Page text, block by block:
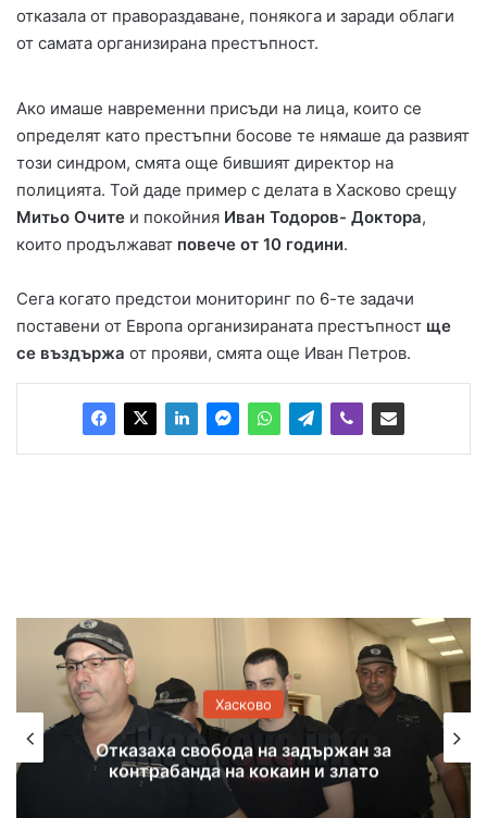
отказала от правораздаване, понякога и заради облаги
от самата организирана престъпност.
Ако имаше навременни присъди на лица, които се
определят като престъпни босове те нямаше да развият
този синдром, смята още бившият директор на
полицията. Той даде пример с делата в Хасково срещу
Митьо Очите и покойния Иван Тодоров- Доктора,
които продължават повече от 10 години.
Сега когато предстои мониторинг по 6-те задачи
поставени от Европа организираната престъпност ще
се въздържа от прояви, смята още Иван Петров.
Хасково
Отказаха свобода на задържан за
контрабанда на кокаин и злато